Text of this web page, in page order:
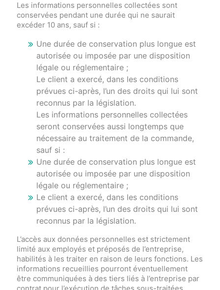
Les informations personnelles collectées sont
conservées pendant une durée qui ne saurait
excéder 10 ans, sauf si :
Une durée de conservation plus longue est
autorisée ou imposée par une disposition
légale ou réglementaire ;
Le client a exercé, dans les conditions
prévues ci-après, l’un des droits qui lui sont
reconnus par la législation.
Les informations personnelles collectées
seront conservées aussi longtemps que
nécessaire au traitement de la commande,
sauf si :
Une durée de conservation plus longue est
autorisée ou imposée par une disposition
légale ou réglementaire ;
Le client a exercé, dans les conditions
prévues ci-après, l’un des droits qui lui sont
reconnus par la législation.
L’accès aux données personnelles est strictement
limité aux employés et préposés de l’entreprise,
habilités à les traiter en raison de leurs fonctions. Les
informations recueillies pourront éventuellement
être communiquées à des tiers liés à l’entreprise par